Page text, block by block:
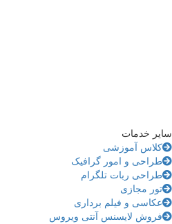
سایر خدمات
کلاس آموزشی
طراحی و امور گرافیک
طراحی ربات تلگرام
تور مجازی
عکاسی و فیلم برداری
فروش لایسنس آنتی ویروس